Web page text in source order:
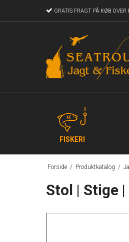
GRATIS FRAGT PÅ KØB OVER
FISKERI
Forside / Produktkatalog /
Stol | Stige |